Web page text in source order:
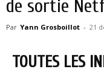
de sortie
Par Yann Grosboillot - 21
TOUTES LES